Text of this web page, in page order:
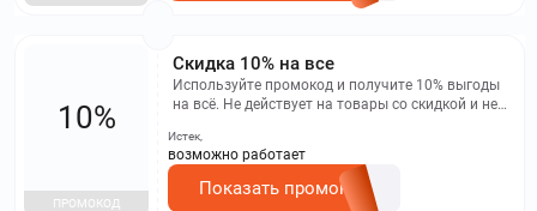
Скидка 10% на все
Используйте промокод и получите 10% выгоды
на всё. Не действует на товары со скидкой и не
10%
ПРОМОКОД
Истек,
возможно работает
Показать промокод